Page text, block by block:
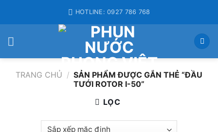
HOTLINE: 0927 786 768
TRANG CHỦ / SẢN PHẨM ĐƯỢC GẮN THẺ “ĐẦU
TƯỚI ROTOR I-50”
LỌC